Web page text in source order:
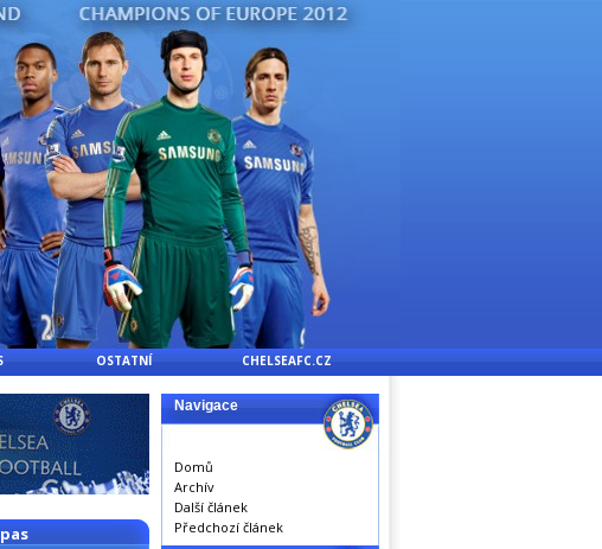
OSTATNÍ CHELSEAFC.CZ
Navigace
Domů
Archív
Další článek
Předchozí článek